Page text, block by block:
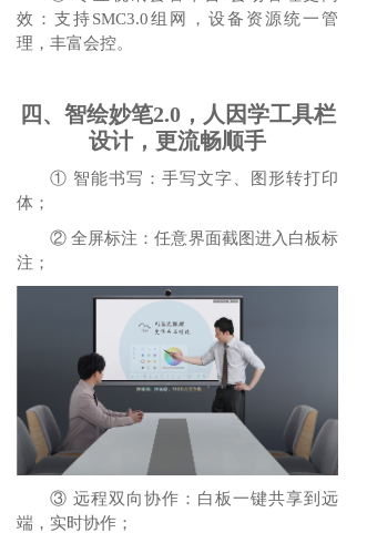
效：支持SMC3.0组网，设备资源统一管
理，丰富会控。
四、智绘妙笔2.0，人因学工具栏
设计，更流畅顺手
① 智能书写：手写文字、图形转打印
体；
② 全屏标注：任意界面截图进入白板标
注；
③ 远程双向协作：白板一键共享到远
端，实时协作；